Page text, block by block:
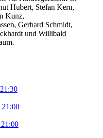
Hubert, Stefan Kern,
Kunz,
Gerhard Schmidt,
und Willibald
21:30
21:00
21:00